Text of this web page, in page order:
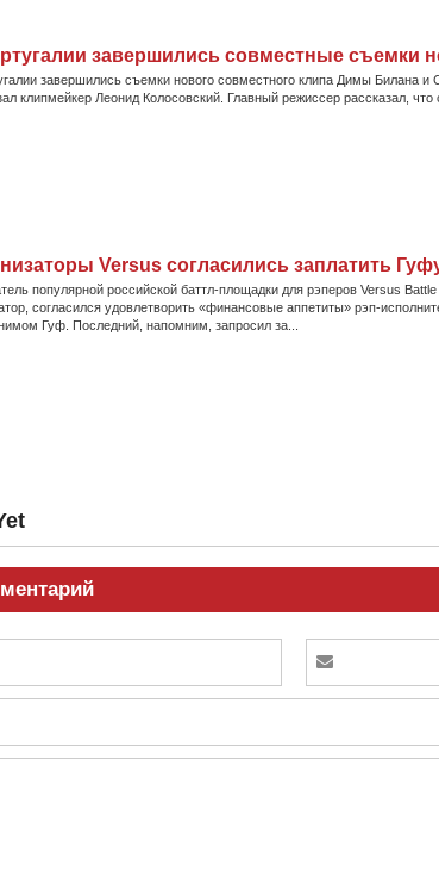
завершились совместные съемки
завершились съемки нового совместного клипа Димы Билана
клипмейкер Леонид Колосовский. Главный режиссер рассказал,
Versus согласились заплатить
популярной российской баттл-площадки для рэперов Versus
согласился удовлетворить «финансовые аппетиты» рэп-
Гуф. Последний, напомним, запросил за...